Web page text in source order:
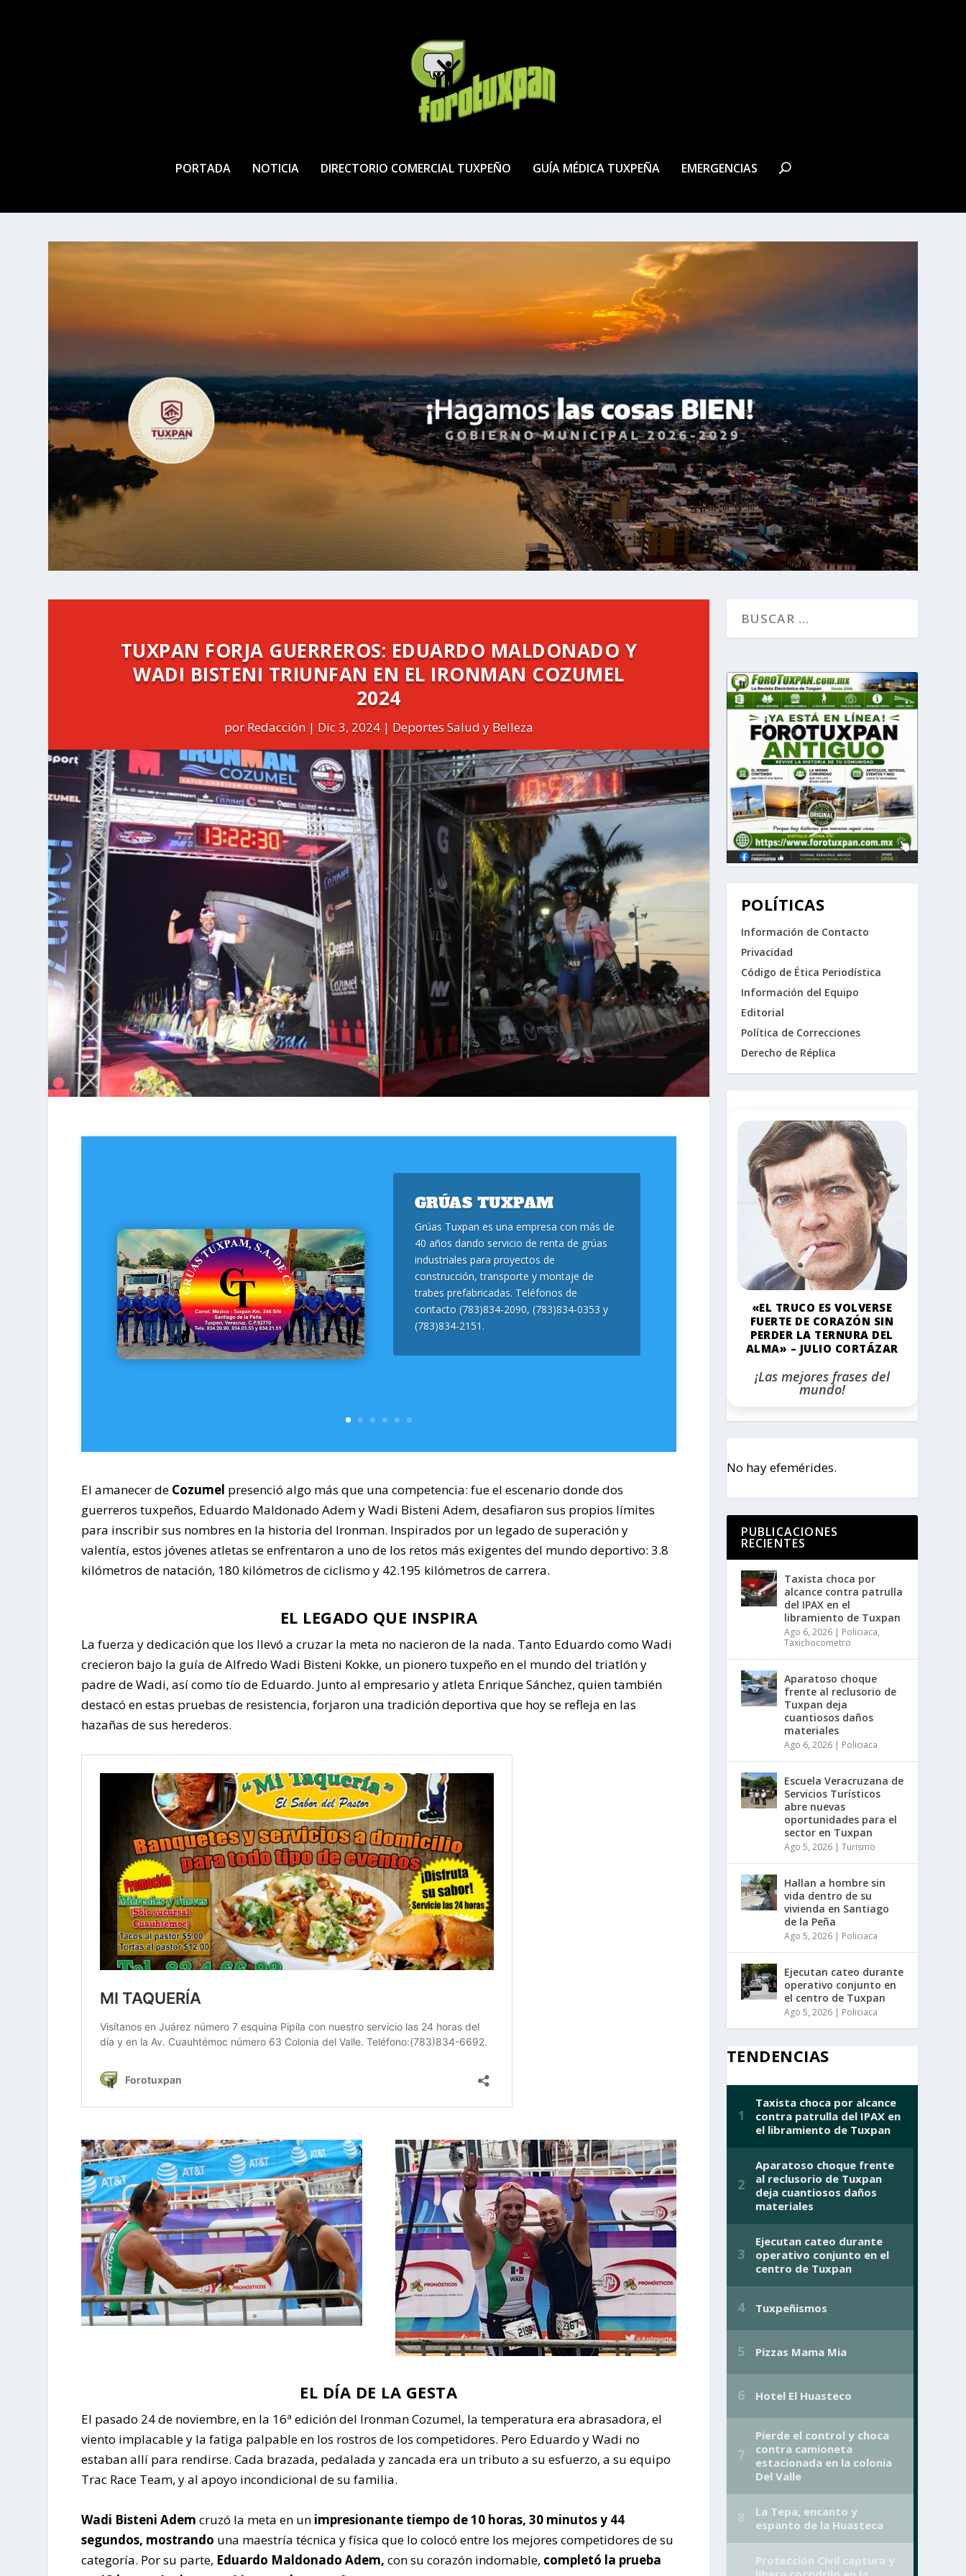
PORTADA NOTICIA DIRECTORIO COMERCIAL TUXPEÑO GUÍA MÉDICA TUXPEÑA EMERGENCIAS
TUXPAN FORJA GUERREROS: EDUARDO MALDONADO Y
WADI BISTENI TRIUNFAN EN EL IRONMAN COZUMEL
2024
por Redacción Dic 3, 2024 Deportes Salud y Belleza
GRÚAS TUXPAM
Grúas Tuxpan es una empresa con más de
40 años dando servicio de renta de grúas
industriales para proyectos de
construcción, transporte y montaje de
trabes prefabricadas. Teléfonos de
contacto (783)834-2090, (783)834-0353 y
(783)834-2151.
El amanecer de Cozumel presenció algo más que una competencia: fue el escenario donde dos
guerreros tuxpeños, Eduardo Maldonado Adem y Wadi Bisteni Adem, desafiaron sus propios límites
para inscribir sus nombres en la historia del Ironman. Inspirados por un legado de superación y
valentía, estos jóvenes atletas se enfrentaron a uno de los retos más exigentes del mundo deportivo: 3.8
kilómetros de natación, 180 kilómetros de ciclismo y 42.195 kilómetros de carrera.
EL LEGADO QUE INSPIRA
La fuerza y dedicación que los llevó a cruzar la meta no nacieron de la nada. Tanto Eduardo como Wadi
crecieron bajo la guía de Alfredo Wadi Bisteni Kokke, un pionero tuxpeño en el mundo del triatlón y
padre de Wadi, así como tío de Eduardo. Junto al empresario y atleta Enrique Sánchez, quien también
destacó en estas pruebas de resistencia, forjaron una tradición deportiva que hoy se refleja en las
hazañas de sus herederos.
EL DÍA DE LA GESTA
El pasado 24 de noviembre, en la 16ª edición del Ironman Cozumel, la temperatura era abrasadora, el
viento implacable y la fatiga palpable en los rostros de los competidores. Pero Eduardo y Wadi no
estaban allí para rendirse. Cada brazada, pedalada y zancada era un tributo a su esfuerzo, a su equipo
Trac Race Team, y al apoyo incondicional de su familia.
Wadi Bisteni Adem cruzó la meta en un impresionante tiempo de 10 horas, 30 minutos y 44
segundos, mostrando una maestría técnica y física que lo colocó entre los mejores competidores de su
categoría. Por su parte, Eduardo Maldonado Adem, con su corazón indomable, completó la prueba
POLÍTICAS
Información de Contacto
Privacidad
Código de Ética Periodística
Información del Equipo
Editorial
Política de Correcciones
Derecho de Réplica
«EL TRUCO ES VOLVERSE
FUERTE DE CORAZÓN SIN
PERDER LA TERNURA DEL
ALMA» – JULIO CORTÁZAR
¡Las mejores frases del
mundo!
No hay efemérides.
PUBLICACIONES
RECIENTES
Taxista choca por
alcance contra patrulla
del IPAX en el
libramiento de Tuxpan
Ago 6, 2026| Policiaca,
Taxichocometro
Aparatoso choque
frente al reclusorio de
Tuxpan deja
cuantiosos daños
materiales
Ago 6, 2026| Policiaca
Escuela Veracruzana de
Servicios Turísticos
abre nuevas
oportunidades para el
sector en Tuxpan
Ago 5, 2026| Turismo
Hallan a hombre sin
vida dentro de su
vivienda en Santiago
de la Peña
Ago 5, 2026| Policiaca
Ejecutan cateo durante
operativo conjunto en
el centro de Tuxpan
Ago 5, 2026| Policiaca
TENDENCIAS